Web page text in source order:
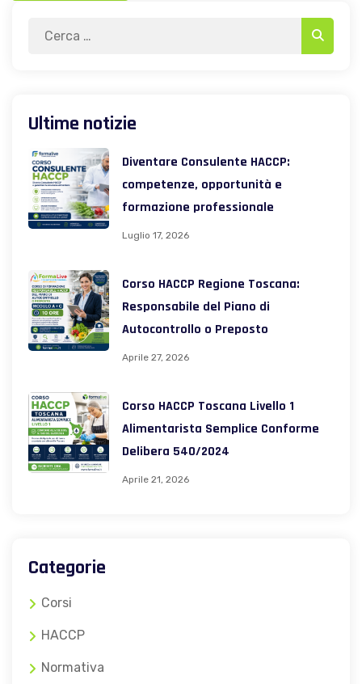
Search
Search
Ultime notizie
Diventare Consulente HACCP:
competenze, opportunità e
formazione professionale
Luglio 17, 2026
Corso HACCP Regione Toscana:
Responsabile del Piano di
Autocontrollo o Preposto
Aprile 27, 2026
Corso HACCP Toscana Livello 1
Alimentarista Semplice Conforme
Delibera 540/2024
Aprile 21, 2026
Categorie
Corsi
HACCP
Normativa